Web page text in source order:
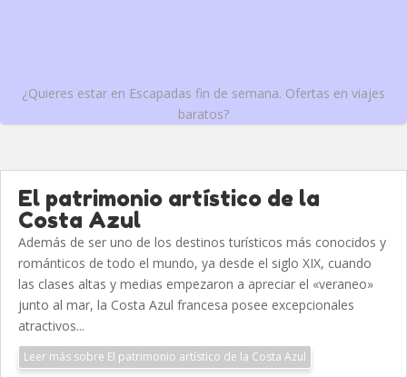
¿Quieres estar en Escapadas fin de semana. Ofertas en viajes
baratos?
El patrimonio artístico de la
Costa Azul
Además de ser uno de los destinos turísticos más conocidos y
románticos de todo el mundo, ya desde el siglo XIX, cuando
las clases altas y medias empezaron a apreciar el «veraneo»
junto al mar, la Costa Azul francesa posee excepcionales
atractivos...
Leer más sobre El patrimonio artístico de la Costa Azul